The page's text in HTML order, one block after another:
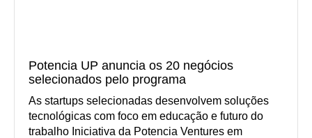
Potencia UP anuncia os 20 negócios
selecionados pelo programa
As startups selecionadas desenvolvem soluções
tecnológicas com foco em educação e futuro do
trabalho Iniciativa da Potencia Ventures em